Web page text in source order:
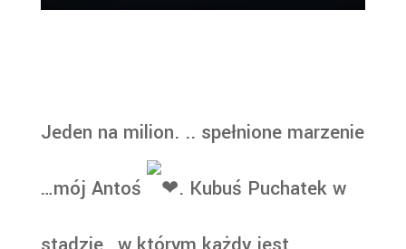
Jeden na milion. .. spełnione marzenie
…mój Antoś . Kubuś Puchatek w